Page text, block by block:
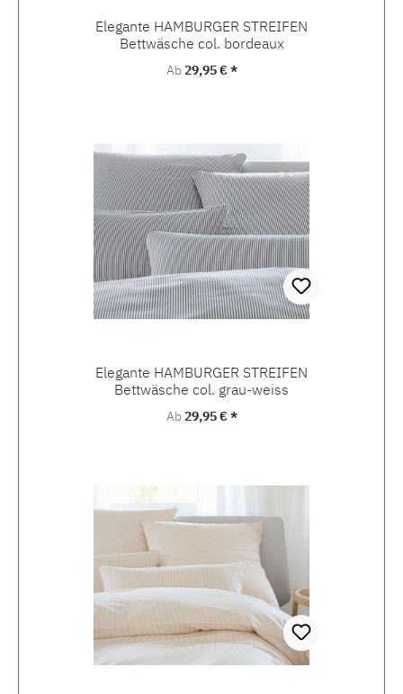
Elegante HAMBURGER STREIFEN
Bettwäsche col. bordeaux
Regulärer Preis:
Ab29,95 € *
Elegante HAMBURGER STREIFEN
Bettwäsche col. grau-weiss
Regulärer Preis:
Ab29,95 € *